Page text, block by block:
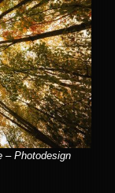
– Photodesign